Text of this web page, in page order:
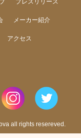
メーカー紹介
アクセス
all rights resereved.